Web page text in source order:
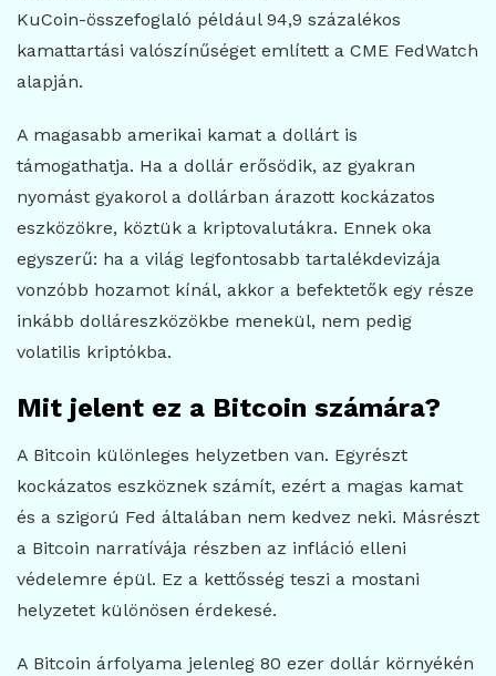
KuCoin-összefoglaló például 94,9 százalékos
kamattartási valószínűséget említett a CME FedWatch
alapján.
A magasabb amerikai kamat a dollárt is
támogathatja. Ha a dollár erősödik, az gyakran
nyomást gyakorol a dollárban árazott kockázatos
eszközökre, köztük a kriptovalutákra. Ennek oka
egyszerű: ha a világ legfontosabb tartalékdevizája
vonzóbb hozamot kínál, akkor a befektetők egy része
inkább dolláreszközökbe menekül, nem pedig
volatilis kriptókba.
Mit jelent ez a Bitcoin számára?
A Bitcoin különleges helyzetben van. Egyrészt
kockázatos eszköznek számít, ezért a magas kamat
és a szigorú Fed általában nem kedvez neki. Másrészt
a Bitcoin narratívája részben az infláció elleni
védelemre épül. Ez a kettősség teszi a mostani
helyzetet különösen érdekesé.
A Bitcoin árfolyama jelenleg 80 ezer dollár környékén